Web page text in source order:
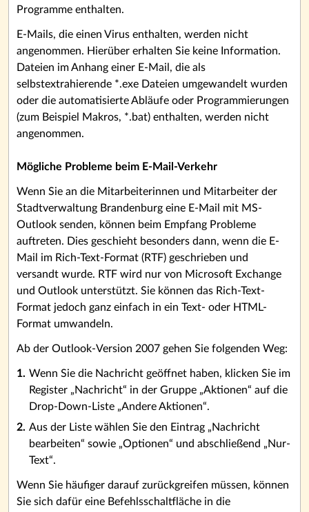
Programme enthalten.
E-Mails, die einen Virus enthalten, werden nicht
angenommen. Hierüber erhalten Sie keine Information.
Dateien im Anhang einer E-Mail, die als
selbstextrahierende *.exe Dateien umgewandelt wurden
oder die automatisierte Abläufe oder Programmierungen
(zum Beispiel Makros, *.bat) enthalten, werden nicht
angenommen.
Mögliche Probleme beim E-Mail-Verkehr
Wenn Sie an die Mitarbeiterinnen und Mitarbeiter der
Stadtverwaltung Brandenburg eine E-Mail mit MS-
Outlook senden, können beim Empfang Probleme
auftreten. Dies geschieht besonders dann, wenn die E-
Mail im Rich-Text-Format (RTF) geschrieben und
versandt wurde. RTF wird nur von Microsoft Exchange
und Outlook unterstützt. Sie können das Rich-Text-
Format jedoch ganz einfach in ein Text- oder HTML-
Format umwandeln.
Ab der Outlook-Version 2007 gehen Sie folgenden Weg:
Wenn Sie die Nachricht geöffnet haben, klicken Sie im
Register „Nachricht“ in der Gruppe „Aktionen“ auf die
Drop-Down-Liste „Andere Aktionen“.
Aus der Liste wählen Sie den Eintrag „Nachricht
bearbeiten“ sowie „Optionen“ und abschließend „Nur-
Text“.
Wenn Sie häufiger darauf zurückgreifen müssen, können
Sie sich dafür eine Befehlsschaltfläche in die